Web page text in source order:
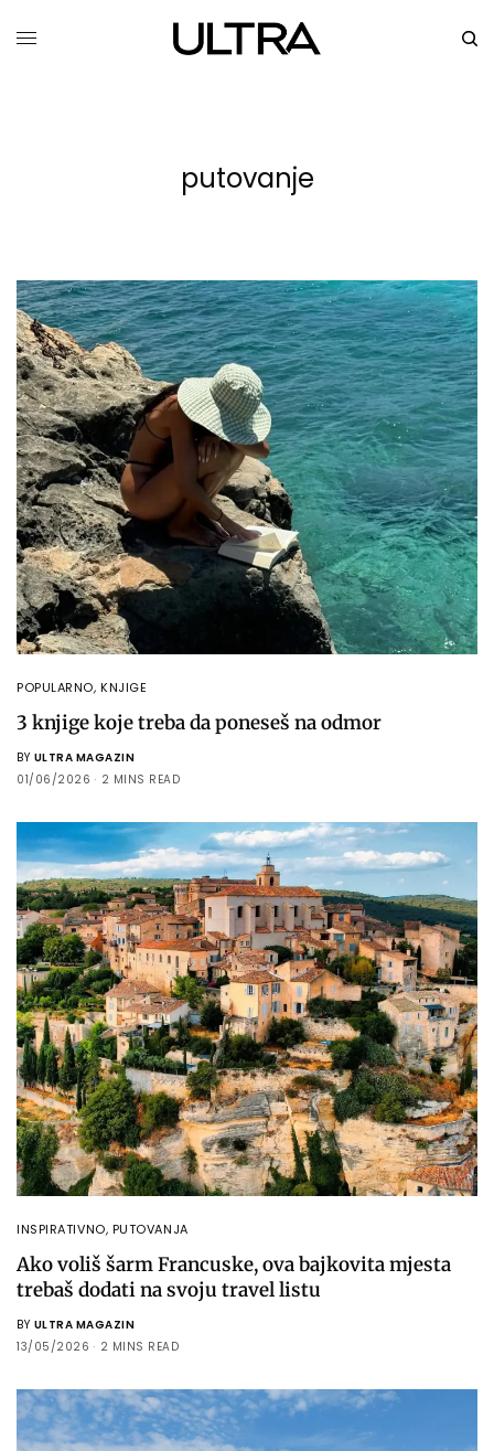
putovanje
POPULARNO,KNJIGE
3 knjige koje treba da poneseš na odmor
BY ULTRA MAGAZIN
01/06/2026
2 MINS READ
INSPIRATIVNO, PUTOVANJA
Ako voliš šarm Francuske, ova bajkovita mjesta
trebaš dodati na svoju travel listu
BY ULTRA MAGAZIN
13/05/2026
2 MINS READ